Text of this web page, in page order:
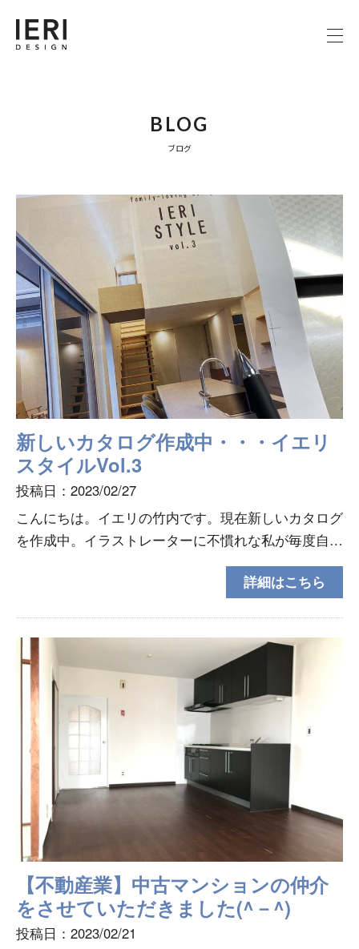
BLOG
ブログ
新しいカタログ作成中・・・イエリ
スタイルVol.3
投稿日：2023/02/27
こんにちは。イエリの竹内です。現在新しいカタログ
を作成中。イラストレーターに不慣れな私が毎度自分
で作っておりますので写真を選んで、文字を考えて、
新しい法律を盛り込んで、どうかな？どうかな？とじ
詳細はこちら
【不動産業】中古マンションの仲介
をさせていただきました(^－^)
投稿日：2023/02/21